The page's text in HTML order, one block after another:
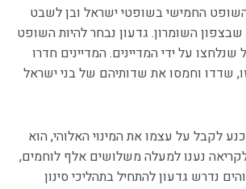
החמישי בשופטי ישראל ובן לשבט
השומרון. גדעון נבחר להיות השופט
על ידי המדיינים. המדיינים חדרו
שדדו וחמסו את שדותיהם של בני ישראל
לקבל על עצמו את המינוי האלוהי, הוא
נענו למעלה משלושים אלף לוחמים,
נדרש גדעון להתחיל בתהליכי סינון